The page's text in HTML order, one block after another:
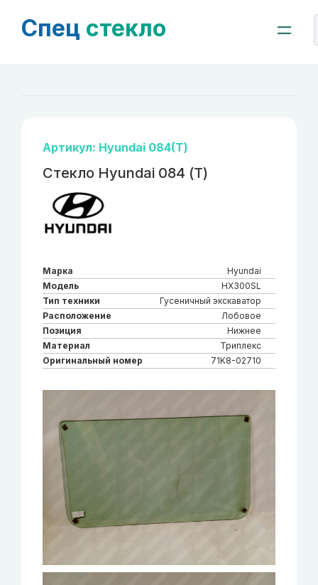
Спец стекло
Артикул: Hyundai 084(Т)
Стекло Hyundai 084 (Т)
Марка
Hyundai
Модель
HX300SL
Тип техники
Гусеничный экскаватор
Расположение
Лобовое
Позиция
Нижнее
Материал
Триплекс
Оригинальный номер
71K8-02710